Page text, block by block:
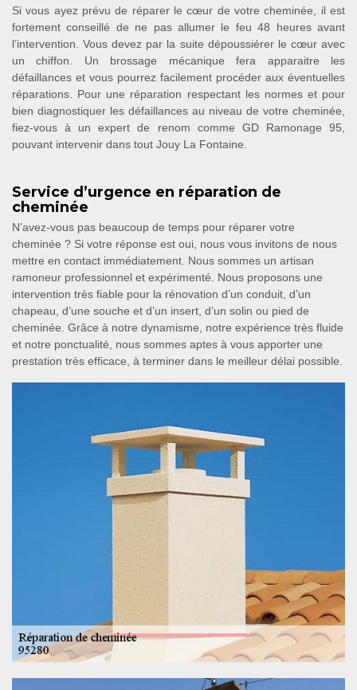
Si vous ayez prévu de réparer le cœur de votre cheminée, il est
fortement conseillé de ne pas allumer le feu 48 heures avant
l’intervention. Vous devez par la suite dépoussiérer le cœur avec
un chiffon. Un brossage mécanique fera apparaitre les
défaillances et vous pourrez facilement procéder aux éventuelles
réparations. Pour une réparation respectant les normes et pour
bien diagnostiquer les défaillances au niveau de votre cheminée,
fiez-vous à un expert de renom comme GD Ramonage 95,
pouvant intervenir dans tout Jouy La Fontaine.
Service d’urgence en réparation de
cheminée
N’avez-vous pas beaucoup de temps pour réparer votre
cheminée ? Si votre réponse est oui, nous vous invitons de nous
mettre en contact immédiatement. Nous sommes un artisan
ramoneur professionnel et expérimenté. Nous proposons une
intervention très fiable pour la rénovation d’un conduit, d’un
chapeau, d’une souche et d’un insert, d’un solin ou pied de
cheminée. Grâce à notre dynamisme, notre expérience très fluide
et notre ponctualité, nous sommes aptes à vous apporter une
prestation très efficace, à terminer dans le meilleur délai possible.